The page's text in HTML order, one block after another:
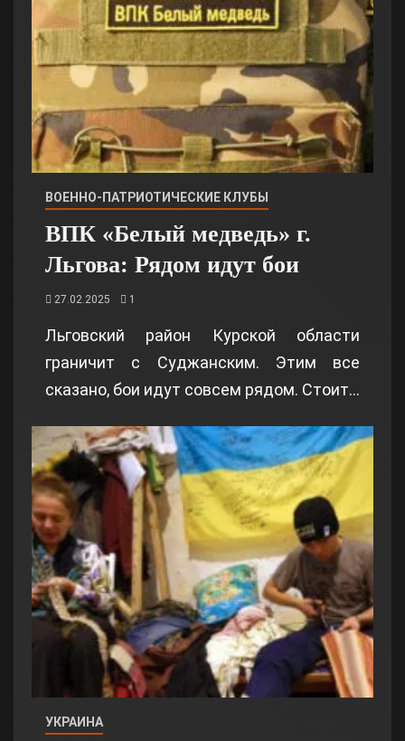
ВОЕННО-ПАТРИОТИЧЕСКИЕ КЛУБЫ
ВПК «Белый медведь» г.
Льгова: Рядом идут бои
27.02.2025 1
Льговский район Курской области
граничит с Суджанским. Этим все
сказано, бои идут совсем рядом. Стоит…
УКРАИНА